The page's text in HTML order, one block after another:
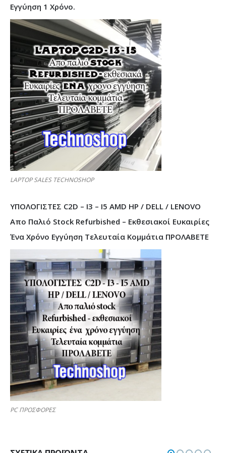
Εγγύηση 1 Χρόνο.
LAPTOP SALES TECHNOSHOP
ΥΠΟΛΟΓΙΣΤΕΣ C2D – I3 – I5 AMD HP / DELL / LENOVO
Απο Παλιό Stock Refurbished – Εκθεσιακοί Ευκαιρίες
Ένα Χρόνο Εγγύηση Τελευταία Κομμάτια ΠΡΟΛΑΒΕΤΕ
PC ΠΡΟΣΦΟΡΕΣ